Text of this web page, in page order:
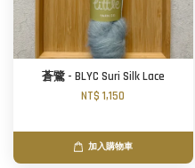
蒼鷺 - BLYC Suri Silk Lace
NT$ 1,150
加入購物車